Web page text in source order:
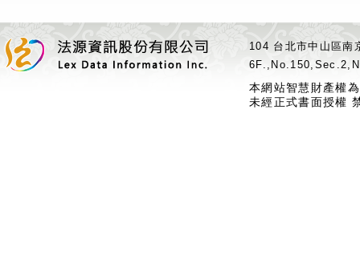
104 台北市中山區
本網站智慧財產權
未經正式書面授權